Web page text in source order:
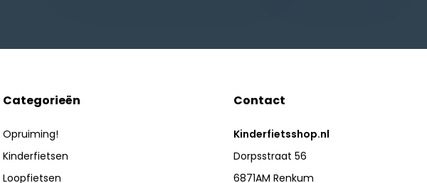
Categorieën
Opruiming!
Kinderfietsen
Loopfietsen
Contact
Kinderfietsshop.nl
Dorpsstraat 56
6871AM Renkum